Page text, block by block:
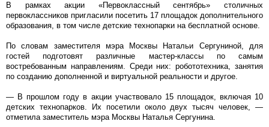
В рамках акции «Первоклассный сентябрь» столичных
первоклассников пригласили посетить 17 площадок дополнительного
образования, в том числе детские технопарки на бесплатной основе.
По словам заместителя мэра Москвы Натальи Сергуниной, для
гостей подготовят различные мастер-классы по самым
востребованным направлениям. Среди них: робототехника, занятия
по созданию дополненной и виртуальной реальности и другое.
― В прошлом году в акции участвовало 15 площадок, включая 10
детских технопарков. Их посетили около двух тысяч человек, —
отметила заместитель мэра Москвы Наталья Сергунина.